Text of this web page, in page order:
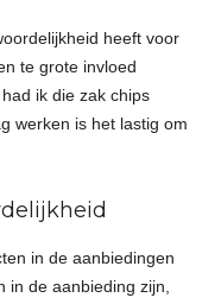
heeft voor
te grote invloed
ik die zak chips
werken is het lastig om
in de aanbiedingen
in de aanbieding zijn,